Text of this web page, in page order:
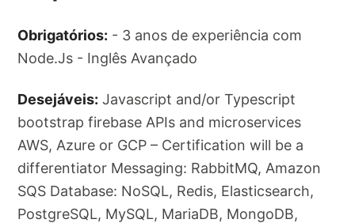
Obrigatórios: - 3 anos de experiência com
Node.Js - Inglês Avançado
Desejáveis: Javascript and/or Typescript
bootstrap firebase APIs and microservices
AWS, Azure or GCP – Certification will be a
differentiator Messaging: RabbitMQ, Amazon
SQS Database: NoSQL, Redis, Elasticsearch,
PostgreSQL, MySQL, MariaDB, MongoDB,